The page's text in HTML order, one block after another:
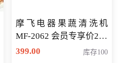
摩飞电器果蔬清洗机
MF-2062 会员专享价268
元
399.00 库存100